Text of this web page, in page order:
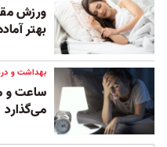
ورزش
بهتر
بهداشت و
ساعت و
می‌گذارد